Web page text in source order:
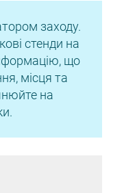
заходу.
стенди на
що
місця та
на